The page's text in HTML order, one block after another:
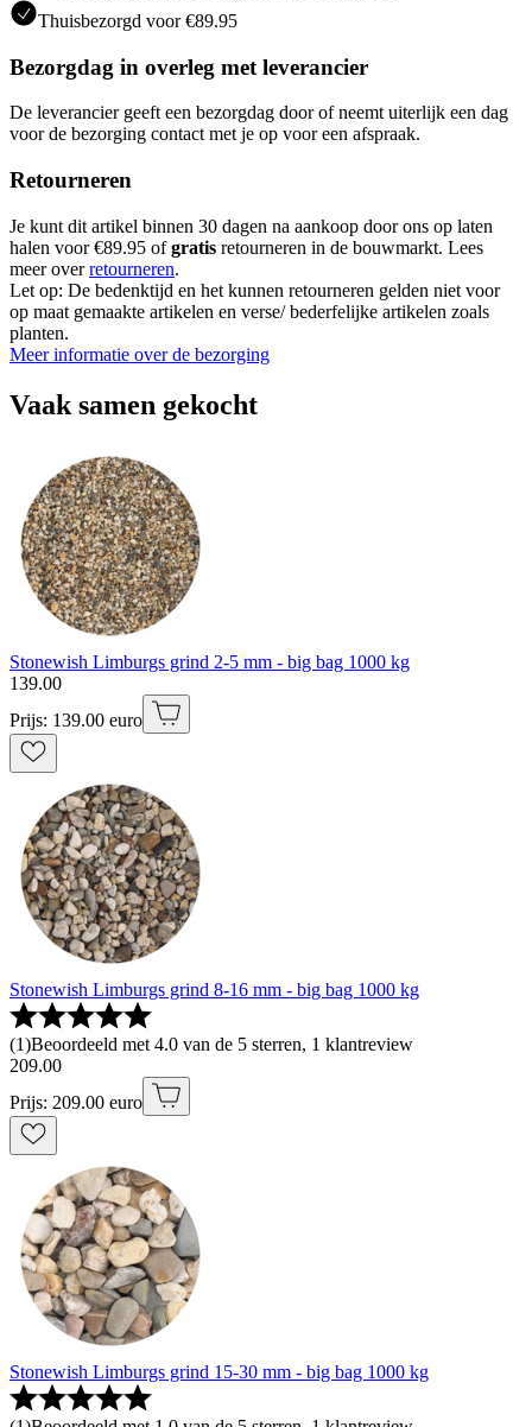
Thuisbezorgd voor €89.95
Bezorgdag in overleg met leverancier
De leverancier geeft een bezorgdag door of neemt uiterlijk een dag
voor de bezorging contact met je op voor een afspraak.
Retourneren
Je kunt dit artikel binnen 30 dagen na aankoop door ons op laten
halen voor €89.95 ofgratis retourneren in de bouwmarkt. Lees
meer overretourneren.
Let op: De bedenktijd en het kunnen retourneren gelden niet voor
op maat gemaakte artikelen en verse/ bederfelijke artikelen zoals
planten.
Meer informatie over de bezorging
Vaak samen gekocht
Stonewish Limburgs grind 2-5 mm - big bag 1000 kg
139.00
Prijs: 139.00 euro
Stonewish Limburgs grind 8-16 mm - big bag 1000 kg
(1)Beoordeeld met 4.0 van de 5 sterren, 1 klantreview
209.00
Prijs: 209.00 euro
Stonewish Limburgs grind 15-30 mm - big bag 1000 kg